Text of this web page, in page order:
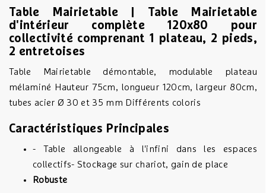
Table Mairietable | Table Mairietable
d'intérieur complète 120x80 pour
collectivité comprenant 1 plateau, 2 pieds,
2 entretoises
Table Mairietable démontable, modulable plateau
mélaminé Hauteur 75cm, longueur 120cm, largeur 80cm,
tubes acier Ø 30 et 35 mm Différents coloris
Caractéristiques Principales
- Table allongeable à l'infini dans les espaces
collectifs- Stockage sur chariot, gain de place
Robuste